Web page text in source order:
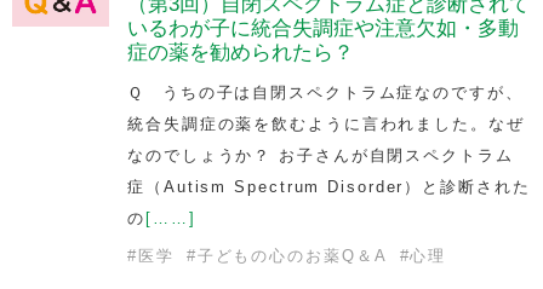
いるわが子に統合失調症や注意欠如・多動
症の薬を勧められたら？
Ｑ うちの子は自閉スペクトラム症なのですが、
統合失調症の薬を飲むように言われました。なぜ
なのでしょうか？ お子さんが自閉スペクトラム
症（Autism Spectrum Disorder）と診断された
の [……]
# 医学 #子どもの心のお薬Q＆A #心理